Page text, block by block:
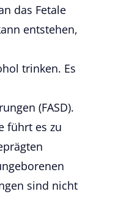
das Fetale
entstehen,
trinken. Es
(FASD).
führt es zu
sind nicht